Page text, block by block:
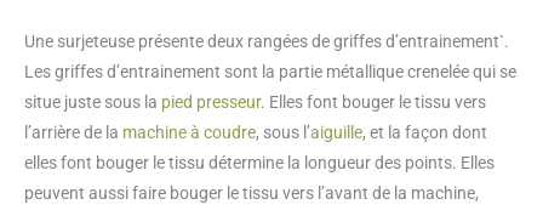
Une surjeteuse présente deux rangées de griffes d’entrainement`.
Les griffes d’entrainement sont la partie métallique crenelée qui se
situe juste sous la pied presseur. Elles font bouger le tissu vers
l’arrière de la machine à coudre, sous l’aiguille, et la façon dont
elles font bouger le tissu détermine la longueur des points. Elles
peuvent aussi faire bouger le tissu vers l’avant de la machine,